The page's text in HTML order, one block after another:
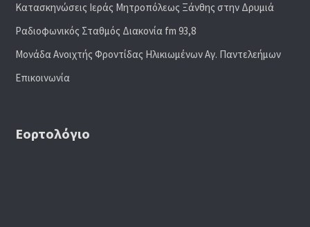
Κατασκηνώσεις Ιεράς Μητροπόλεως Ξάνθης στην Δρυμιά
Ραδιoφωνικός Σταθμός Διακονία fm 93,8
Μονάδα Ανοιχτής Φροντίδας Ηλικιωμένων Αγ. Παντελεήμων
Επικοινωνία
Εορτολόγιο